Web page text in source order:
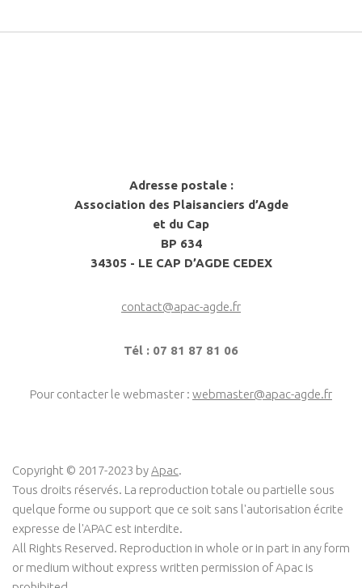
Adresse postale :
Association des Plaisanciers d’Agde
et du Cap
BP 634
34305 - LE CAP D’AGDE CEDEX
contact@apac-agde.fr
Tél : 07 81 87 81 06
Pour contacter le webmaster : webmaster@apac-agde.fr
Copyright © 2017-2023 byApac.
Tous droits réservés. La reproduction totale ou partielle sous
quelque forme ou support que ce soit sans l'autorisation écrite
expresse de l'APAC est interdite.
All Rights Reserved. Reproduction in whole or in part in any form
or medium without express written permission of Apac is